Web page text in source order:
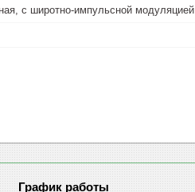
с широтно-импульсной модуляцией
График работы